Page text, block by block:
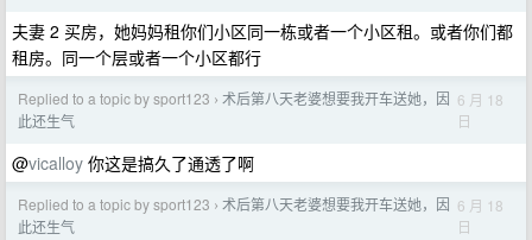
夫妻 2 买房，她妈妈租你们小区同一栋或者一个小区租。或者你们都
租房。同一个层或者一个小区都行
Replied to a topic by sport123 › 术后第八天老婆想要我开车送她，因
此还生气
6 月 18
日
@vicalloy 你这是搞久了通透了啊
Replied to a topic by sport123 › 术后第八天老婆想要我开车送她，因
此还生气
6 月 18
日